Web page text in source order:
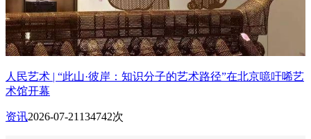
人民艺术 | “此山·彼岸：知识分子的艺术路径”在北京噫吁唏艺
术馆开幕
资讯2026-07-21 134742次